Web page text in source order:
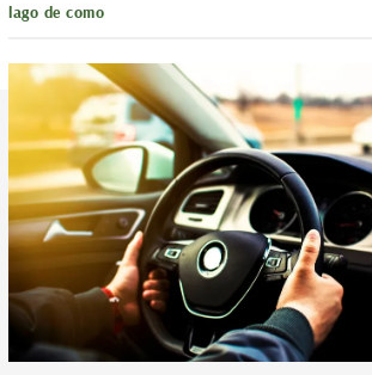
lago de como